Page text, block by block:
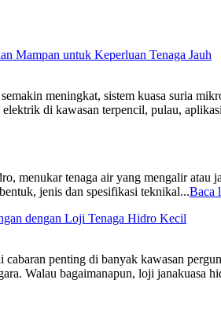
Mampan untuk Keperluan Tenaga Jauh
meningkat, sistem kuasa suria
di kawasan terpencil, pulau,
menukar tenaga air yang mengalir
jenis dan spesifikasi teknikal...Baca
dengan Loji Tenaga Hidro Kecil
penting di banyak kawasan
Walau bagaimanapun, loji janakuasa